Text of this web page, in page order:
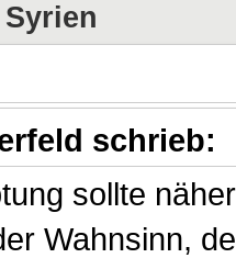
schrieb:
sollte
Wahnsinn,